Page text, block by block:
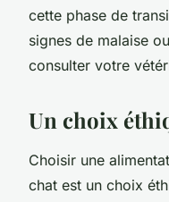
cette phase de
signes de malaise
consulter votre
Un choix
Choisir une
chat est un choix